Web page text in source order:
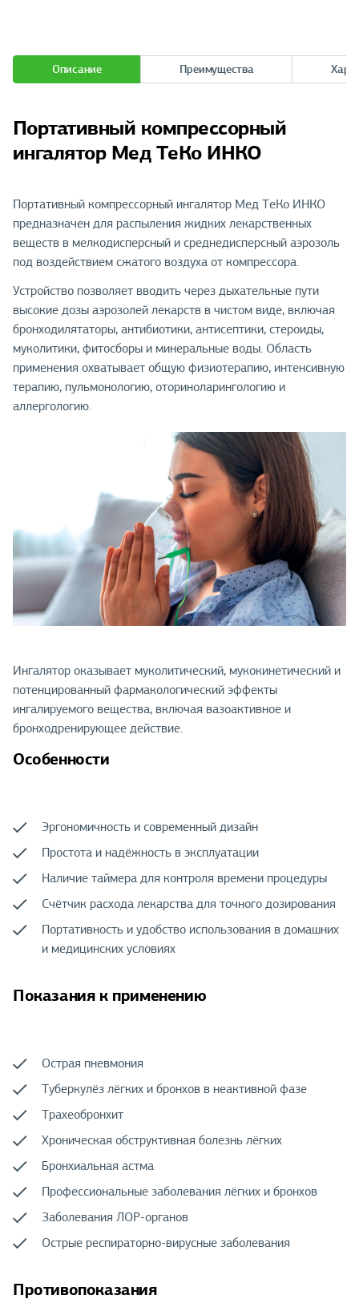
Описание Преимущества
Портативный компрессорный
ингалятор Мед ТеКо ИНКО
Портативный компрессорный ингалятор Мед ТеКо ИНКО
предназначен для распыления жидких лекарственных
веществ в мелкодисперсный и среднедисперсный аэрозоль
под воздействием сжатого воздуха от компрессора.
Устройство позволяет вводить через дыхательные пути
высокие дозы аэрозолей лекарств в чистом виде, включая
бронходилятаторы, антибиотики, антисептики, стероиды,
муколитики, фитосборы и минеральные воды. Область
применения охватывает общую физиотерапию, интенсивную
терапию, пульмонологию, оториноларингологию и
аллергологию.
Ингалятор оказывает муколитический, мукокинетический и
потенцированный фармакологический эффекты
ингалируемого вещества, включая вазоактивное и
бронходренирующее действие.
Особенности
Эргономичность и современный дизайн
Простота и надёжность в эксплуатации
Наличие таймера для контроля времени процедуры
Счётчик расхода лекарства для точного дозирования
Портативность и удобство использования в домашних
и медицинских условиях
Показания к применению
Острая пневмония
Туберкулёз лёгких и бронхов в неактивной фазе
Трахеобронхит
Хроническая обструктивная болезнь лёгких
Бронхиальная астма
Профессиональные заболевания лёгких и бронхов
Заболевания ЛОР-органов
Острые респираторно-вирусные заболевания
Противопоказания